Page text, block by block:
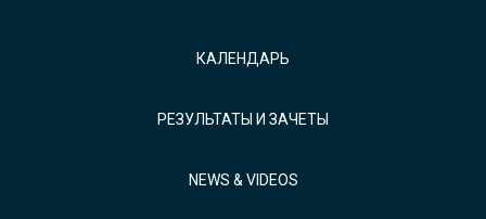
КАЛЕНДАРЬ
РЕЗУЛЬТАТЫ И ЗАЧЕТЫ
NEWS & VIDEOS